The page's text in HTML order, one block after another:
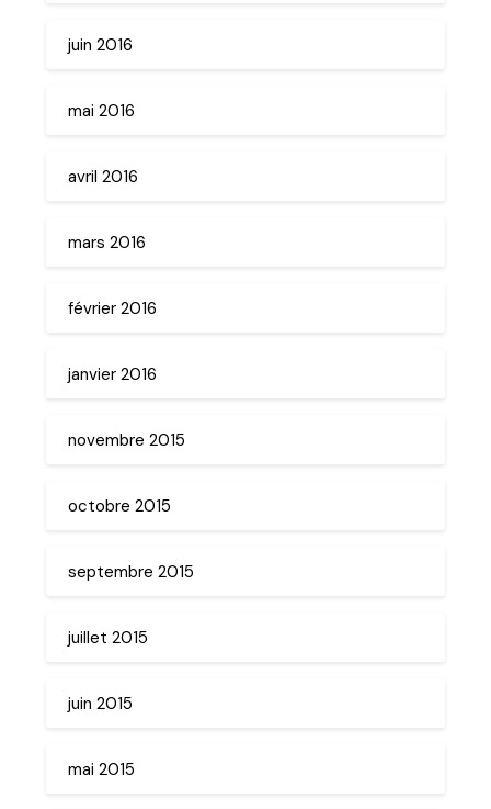
juin 2016
mai 2016
avril 2016
mars 2016
février 2016
janvier 2016
novembre 2015
octobre 2015
septembre 2015
juillet 2015
juin 2015
mai 2015